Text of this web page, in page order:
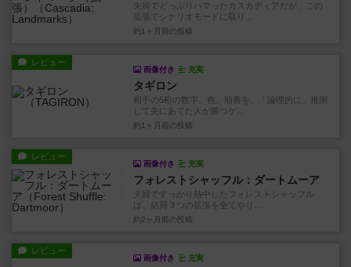
夫婦でどっぷりハマったカスカディアだが、この
拡張でシナリオモードに取り...
約1ヶ月前 の投稿
レビュー
画像付き 充実
タギロン
相手の5桁の数字、色、順番を、「論理的に」推測
して先にあてた人が勝つゲ...
約1ヶ月前 の投稿
レビュー
画像付き 充実
フォレストシャッフル：ダートムーア
夫婦ですっかり熱中したフォレストシャッフル
は、結局３つの拡張を全てやり...
約2ヶ月前 の投稿
レビュー
画像付き 充実